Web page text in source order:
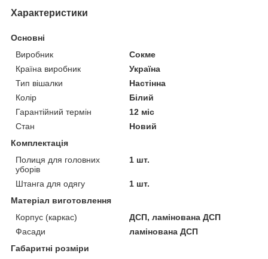
Характеристики
Основні
Виробник
Сокме
Країна виробник
Україна
Тип вішалки
Настінна
Колір
Білий
Гарантійний термін
12 міс
Стан
Новий
Комплектація
Полиця для головних
уборів
1 шт.
Штанга для одягу
1 шт.
Матеріал виготовлення
Корпус (каркас)
ДСП, ламінована ДСП
Фасади
ламінована ДСП
Габаритні розміри